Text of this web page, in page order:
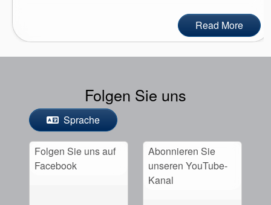
Read More
Folgen Sie uns
Sprache
Folgen Sie uns auf
Facebook
Abonnieren Sie
unseren YouTube-
Kanal